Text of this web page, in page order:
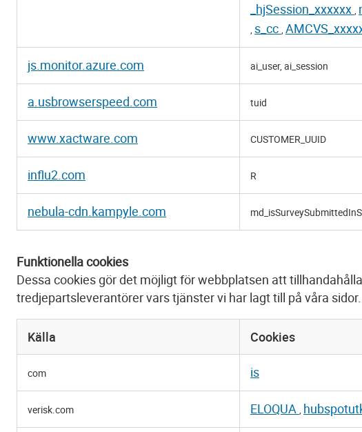
_hjSession_xxxxxx ,
, s_cc ,
js.monitor.azure.com ai_user, ai_session
a.usbrowserspeed.com tuid
www.xactware.com CUSTOMER_UUID
influ2.com R
nebula-cdn.kampyle.com
Funktionella cookies
Dessa cookies gör det möjligt för webbplatsen att
tredjepartsleverantörer vars tjänster vi har lagt till på våra
cookies
Källa Cookies
com is
verisk.com ELOQUA ,